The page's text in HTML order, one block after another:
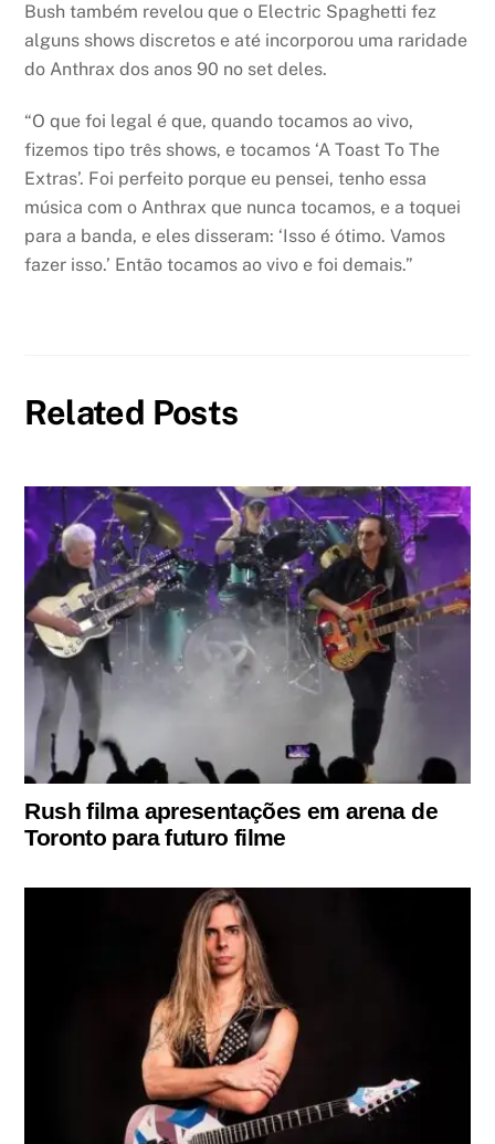
Bush também revelou que o Electric Spaghetti fez
alguns shows discretos e até incorporou uma raridade
do Anthrax dos anos 90 no set deles.
“O que foi legal é que, quando tocamos ao vivo,
fizemos tipo três shows, e tocamos ‘A Toast To The
Extras’. Foi perfeito porque eu pensei, tenho essa
música com o Anthrax que nunca tocamos, e a toquei
para a banda, e eles disseram: ‘Isso é ótimo. Vamos
fazer isso.’ Então tocamos ao vivo e foi demais.”
Related Posts
Rush filma apresentações em arena de
Toronto para futuro filme